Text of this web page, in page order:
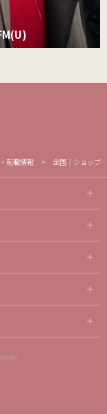
転職情報 全国｜ショップ